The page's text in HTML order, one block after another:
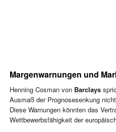
Margenwarnungen und
Henning Cosman von Barclays
Ausmaß der Prognosesenkung
Diese Warnungen könnten das
Wettbewerbsfähigkeit der